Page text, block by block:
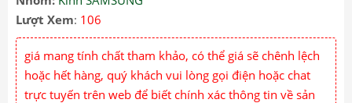
Lượt Xem: 106
giá mang tính chất tham khảo, có thể giá sẽ chênh lệch
hoặc hết hàng, quý khách vui lòng gọi điện hoặc chat
trực tuyến trên web để biết chính xác thông tin về sản